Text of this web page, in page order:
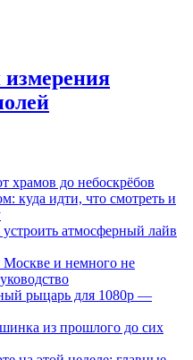
измерения
до небоскрёбов
куда идти, что смотреть и
атмосферный лайв
Москве и немного не
рыцарь для 1080p —
из прошлого до сих